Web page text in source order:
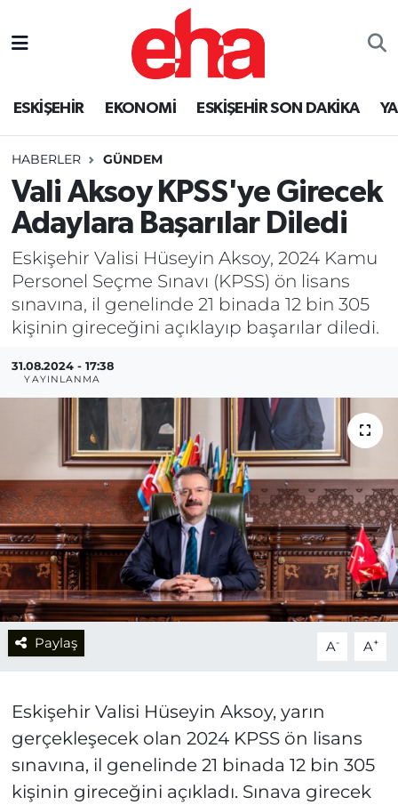
ESKİŞEHİR EKONOMİ ESKİŞEHİR SON DAKİKA
HABERLER GÜNDEM
Vali Aksoy KPSS'ye Girecek
Adaylara Başarılar Diledi
Eskişehir Valisi Hüseyin Aksoy, 2024 Kamu
Personel Seçme Sınavı (KPSS) ön lisans
sınavına, il genelinde 21 binada 12 bin 305
kişinin gireceğini açıklayıp başarılar diledi.
31.08.2024 - 17:38
YAYINLANMA
Paylaş A- A+
Eskişehir Valisi Hüseyin Aksoy, yarın
gerçekleşecek olan 2024 KPSS ön lisans
sınavına, il genelinde 21 binada 12 bin 305
kişinin gireceğini açıkladı. Sınava girecek